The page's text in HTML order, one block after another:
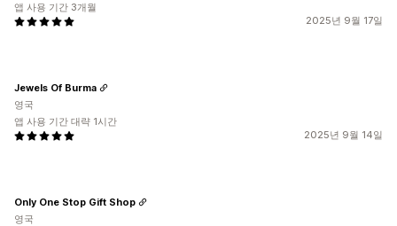
2025년 9월 17일
앱 사용 기간 3개월
2025년 9월 14일
Jewels Of Burma
영국
앱 사용 기간 대략 1시간
Only One Stop Gift Shop
영국